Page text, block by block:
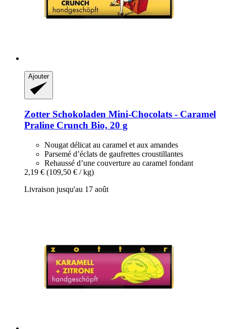
Ajouter
Zotter Schokoladen Mini-​Chocolats -​ Caramel
Praline Crunch Bio, 20 g
Nougat délicat au caramel et aux amandes
Parsemé d’éclats de gaufrettes croustillantes
Rehaussé d’une couverture au caramel fondant
2,19 € (109,50 € / kg)
Livraison jusqu'au 17 août